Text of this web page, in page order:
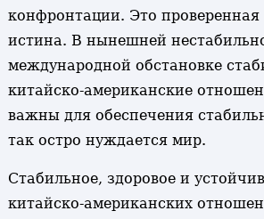
конфронтации. Это проверенная
истина. В нынешней
международной обстановке
китайско-американские
важны для обеспечения
так остро нуждается мир.
Стабильное, здоровое и
китайско-американских